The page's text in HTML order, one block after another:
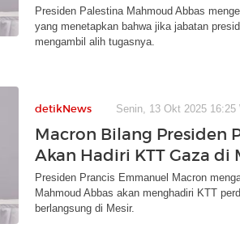
Presiden Palestina Mahmoud Abbas
yang menetapkan bahwa jika jabatan
mengambil alih tugasnya.
detikNews Senin, 13 Okt 2025 16:25
Macron Bilang Presiden
Akan Hadiri KTT Gaza di
Presiden Prancis Emmanuel Macron
Mahmoud Abbas akan menghadiri KTT
berlangsung di Mesir.